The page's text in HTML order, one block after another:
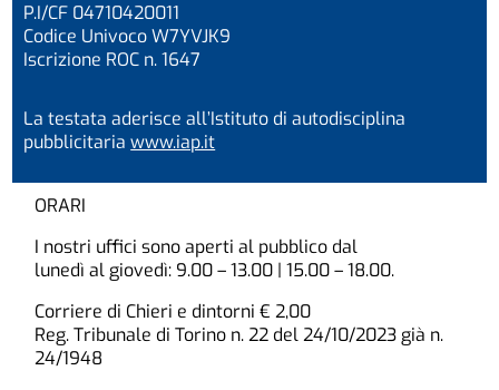
P.I/CF 04710420011
Codice Univoco W7YVJK9
Iscrizione ROC n. 1647
La testata aderisce all’Istituto di autodisciplina
pubblicitariawww.iap.it
ORARI
I nostri uffici sono aperti al pubblico dal
lunedì al giovedì: 9.00 – 13.00 | 15.00 – 18.00.
Corriere di Chieri e dintorni € 2,00
Reg. Tribunale di Torino n. 22 del 24/10/2023 già n.
24/1948